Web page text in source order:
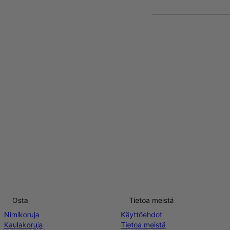
Osta
Nimikoruja
Kaulakoruja
Tietoa meistä
Käyttöehdot
Tietoa meistä